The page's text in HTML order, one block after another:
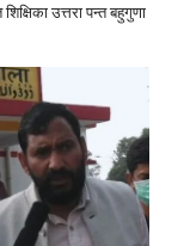
उत्तरा पन्त बहुगुणा